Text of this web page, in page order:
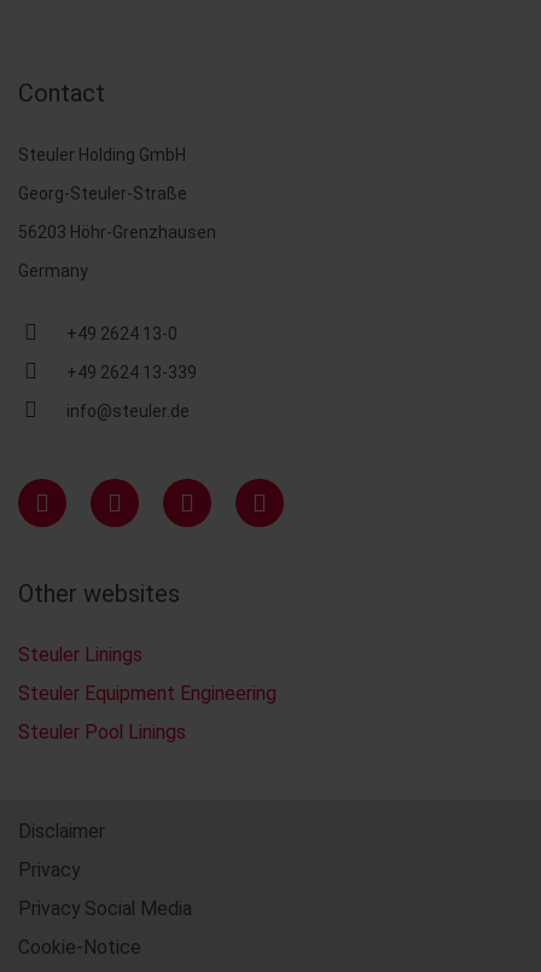
Contact
Steuler Holding GmbH
Georg-Steuler-Straße
56203 Höhr-Grenzhausen
Germany
+49 2624 13-0
+49 2624 13-339
info@steuler.de
Other websites
Steuler Linings
Steuler Equipment Engineering
Steuler Pool Linings
Disclaimer
Privacy
Privacy Social Media
Cookie-Notice